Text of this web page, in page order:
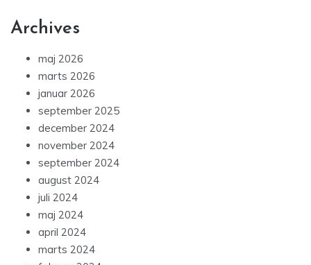
Archives
maj 2026
marts 2026
januar 2026
september 2025
december 2024
november 2024
september 2024
august 2024
juli 2024
maj 2024
april 2024
marts 2024